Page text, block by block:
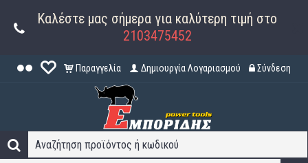
Καλέστε μας σήμερα για καλύτερη τιμή στο
2103475452
Παραγγελία Δημιουργία Λογαριασμού Σύνδεση